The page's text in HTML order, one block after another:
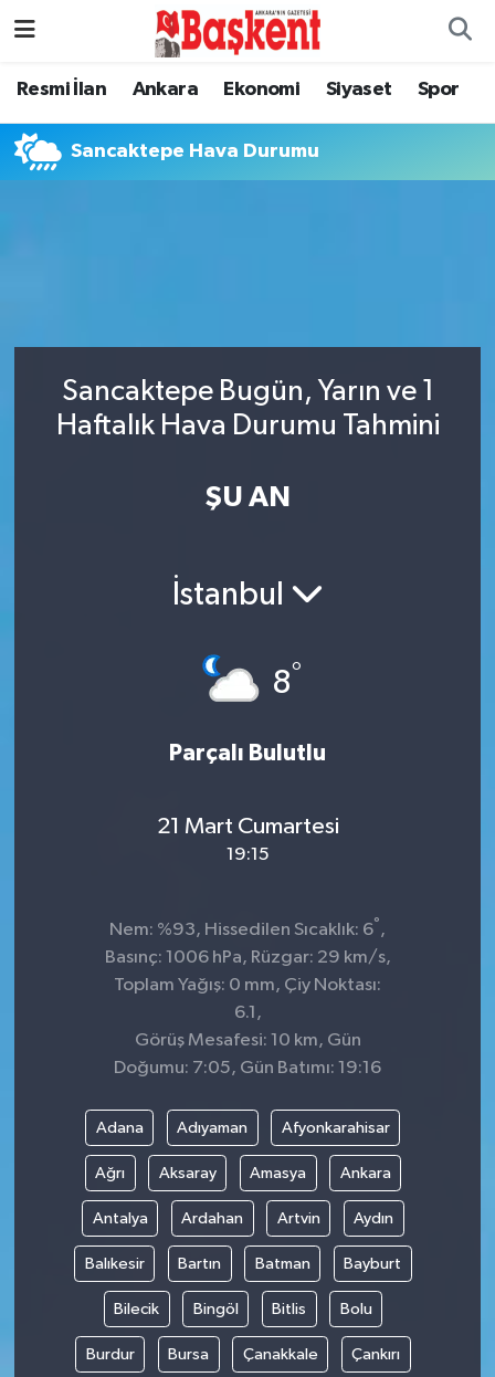
Resmi İlan Ankara Ekonomi Siyaset Spor
Sancaktepe Hava Durumu
Sancaktepe Bugün, Yarın ve 1
Haftalık Hava Durumu Tahmini
ŞU AN
İstanbul
8°
Parçalı Bulutlu
21 Mart Cumartesi
19:15
Nem: %93, Hissedilen Sıcaklık: 6° ,
Basınç: 1006 hPa, Rüzgar: 29 km/s,
Toplam Yağış: 0 mm, Çiy Noktası:
6.1,
Görüş Mesafesi: 10 km, Gün
Doğumu: 7:05, Gün Batımı: 19:16
Adana Adıyaman Afyonkarahisar
Ağrı Aksaray Amasya Ankara
Antalya Ardahan Artvin Aydın
Balıkesir Bartın Batman Bayburt
Bilecik Bingöl Bitlis Bolu
Burdur Bursa Çanakkale Çankırı